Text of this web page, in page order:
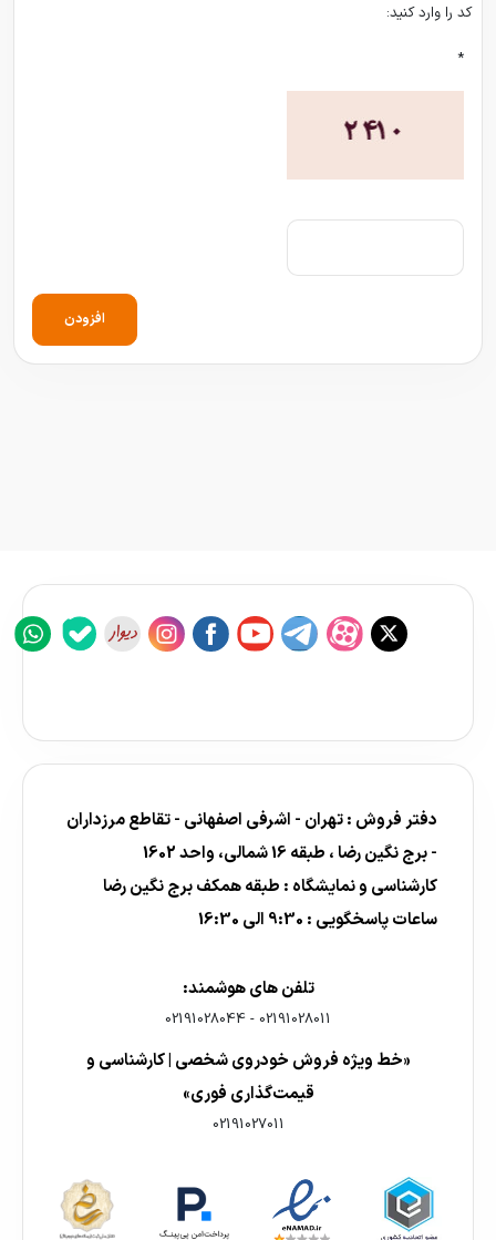
کد را وارد کنید:
*
افزودن
دفتر فروش : تهران - اشرفی اصفهانی - تقاطع مرزداران
- برج نگین رضا ، طبقه 16 شمالی، واحد 1602
کارشناسی و نمایشگاه : طبقه همکف برج نگین رضا
ساعات پاسخگویی : 9:30 الی 16:30
تلفن های هوشمند:
02191028011
-
02191028044
«خط ویژه فروش خودروی شخصی | کارشناسی و
قیمت‌گذاری فوری»
02191027011